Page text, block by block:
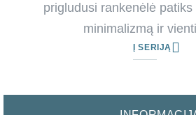
prigludusi rankenėlė
minimalizmą ir
Į SERIJĄ